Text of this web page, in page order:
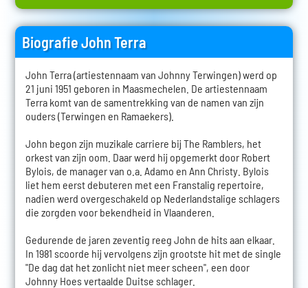
Biografie John Terra
John Terra (artiestennaam van Johnny Terwingen) werd op
21 juni 1951 geboren in Maasmechelen. De artiestennaam
Terra komt van de samentrekking van de namen van zijn
ouders (Terwingen en Ramaekers).
John begon zijn muzikale carriere bij The Ramblers, het
orkest van zijn oom. Daar werd hij opgemerkt door Robert
Bylois, de manager van o.a. Adamo en Ann Christy. Bylois
liet hem eerst debuteren met een Franstalig repertoire,
nadien werd overgeschakeld op Nederlandstalige schlagers
die zorgden voor bekendheid in Vlaanderen.
Gedurende de jaren zeventig reeg John de hits aan elkaar.
In 1981 scoorde hij vervolgens zijn grootste hit met de single
"De dag dat het zonlicht niet meer scheen", een door
Johnny Hoes vertaalde Duitse schlager.